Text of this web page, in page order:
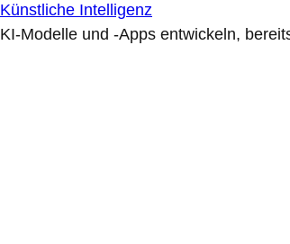
Künstliche Intelligenz
KI-Modelle und -Apps entwickeln,